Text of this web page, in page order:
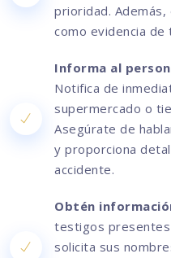
prioridad.
como evidencia de
Informa al
Notifica de
supermercado o
Asegúrate de
y proporciona
accidente.
Obtén
testigos presentes
solicita sus